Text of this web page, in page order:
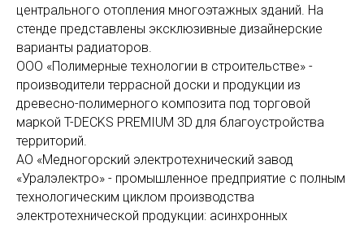
центрального отопления многоэтажных зданий. На
стенде представлены эксклюзивные дизайнерские
варианты радиаторов.
ООО «Полимерные технологии в строительстве» -
производители террасной доски и продукции из
древесно-полимерного композита под торговой
маркой T-DECKS PREMIUM 3D для благоустройства
территорий.
АО «Медногорский электротехнический завод
«Уралэлектро» - промышленное предприятие с полным
технологическим циклом производства
электротехнической продукции: асинхронных